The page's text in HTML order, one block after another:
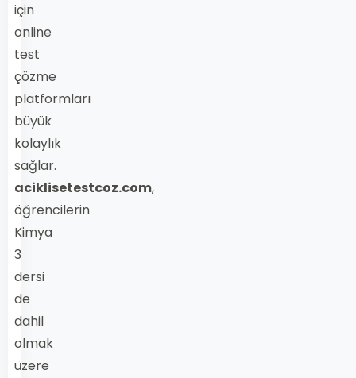
için
online
test
çözme
platformları
büyük
kolaylık
sağlar.
aciklisetestcoz.com,
öğrencilerin
Kimya
3
dersi
de
dahil
olmak
üzere